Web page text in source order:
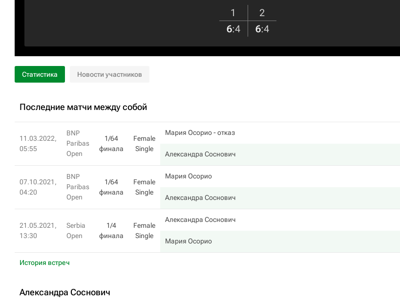
1
2
6:4 6:4
Статистика Новости участников
Последние матчи между собой
11.03.2022,
05:55
BNP
Paribas
Open
1/64
финала
Female
Single
Мария Осорио- отказ
Александра Соснович
07.10.2021,
04:20
BNP
Paribas
Open
1/64
финала
Female
Single
Мария Осорио
Александра Соснович
21.05.2021,
13:30
Serbia
Open
1/4
финала
Female
Single
Александра Соснович
Мария Осорио
История встреч
Александра Соснович